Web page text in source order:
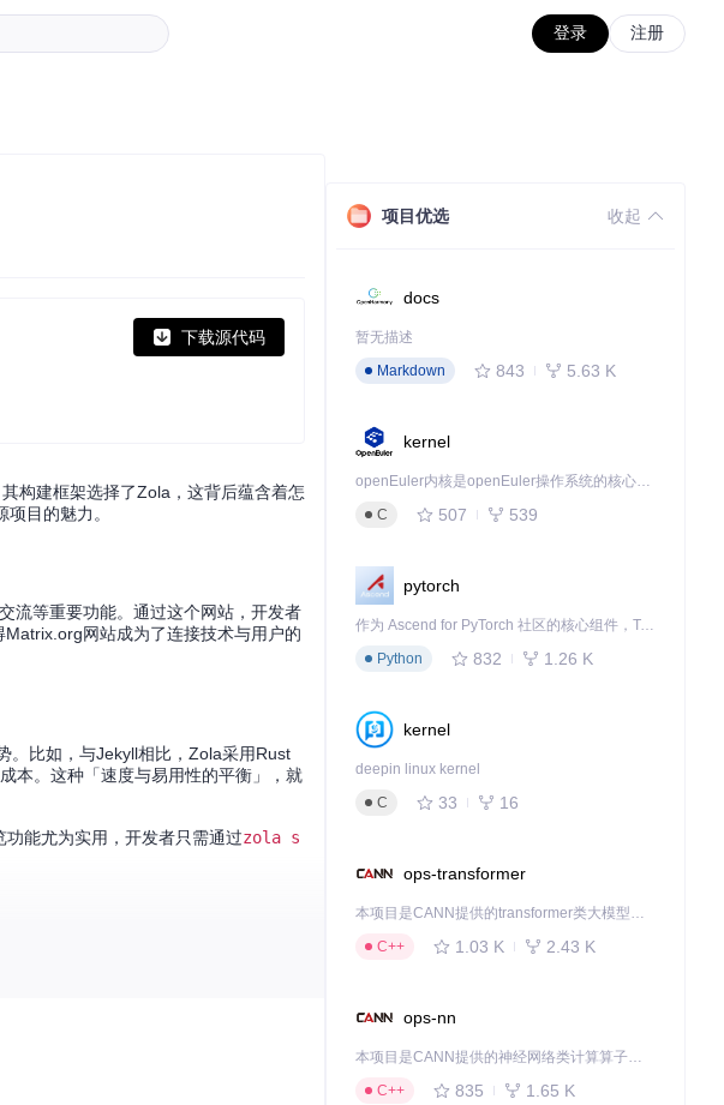
登录 注册
下载源代码
构建框架选择了Zola，这背后蕴含着怎
目的魅力。
流等重要功能。通过这个网站，开发者
网站成为了连接技术与用户的
。比如，与Jekyll相比，Zola采用Rust
本。这种「速度与易用性的平衡」，就
能尤为实用，开发者只需通过zola s
同时，静态站点的特性使得新闻页面
项目优选 收起
docs
暂无描述
Markdown
843 5.63 K
kernel
openEuler内核是openEuler操作系统的核心，既是系统性能与稳定性的基石，也是连接处理器、设备与服务的桥梁。
C
507 539
pytorch
作为 Ascend for PyTorch 社区的核心组件，TorchNPU 是昇腾专为 PyTorch 打造的深度学习适配插件，使 PyTorch 框架能够直接调用昇腾 NPU，为开发者提供昇腾 AI 处理器的超强算力。
Python
832 1.26 K
kernel
deepin linux kernel
C
33 16
ops-transformer
本项目是CANN提供的transformer类大模型算子库，实现网络在NPU上加速计算。
C++
1.03 K 2.43 K
ops-nn
本项目是CANN提供的神经网络类计算算子库，实现网络在NPU上加速计算。
C++
835 1.65 K